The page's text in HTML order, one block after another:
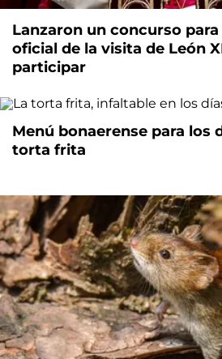
Lanzaron un concurso
oficial de la visita de León
participar
Menú bonaerense para los
torta frita